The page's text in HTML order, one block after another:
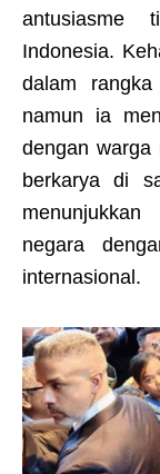
antusiasme
Indonesia.
dalam
namun ia
dengan warga
berkarya di
negara
internasional.